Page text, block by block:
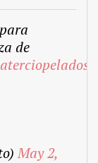
de
May 2,